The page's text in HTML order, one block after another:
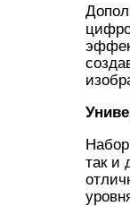
так и